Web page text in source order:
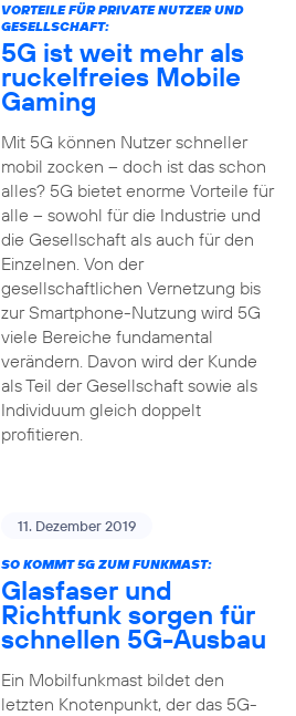
VORTEILE FÜR PRIVATE NUTZER UND
GESELLSCHAFT:
5G ist weit mehr als
ruckelfreies Mobile
Gaming
Mit 5G können Nutzer schneller
mobil zocken – doch ist das schon
alles? 5G bietet enorme Vorteile für
alle – sowohl für die Industrie und
die Gesellschaft als auch für den
Einzelnen. Von der
gesellschaftlichen Vernetzung bis
zur Smartphone-Nutzung wird 5G
viele Bereiche fundamental
verändern. Davon wird der Kunde
als Teil der Gesellschaft sowie als
Individuum gleich doppelt
profitieren.
11. Dezember 2019
SO KOMMT 5G ZUM FUNKMAST:
Glasfaser und
Richtfunk sorgen für
schnellen 5G-Ausbau
Ein Mobilfunkmast bildet den
letzten Knotenpunkt, der das 5G-